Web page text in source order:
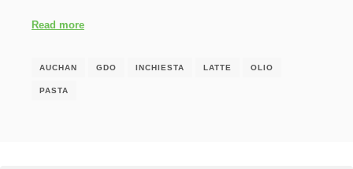
Read more
AUCHAN GDO INCHIESTA LATTE OLIO
PASTA